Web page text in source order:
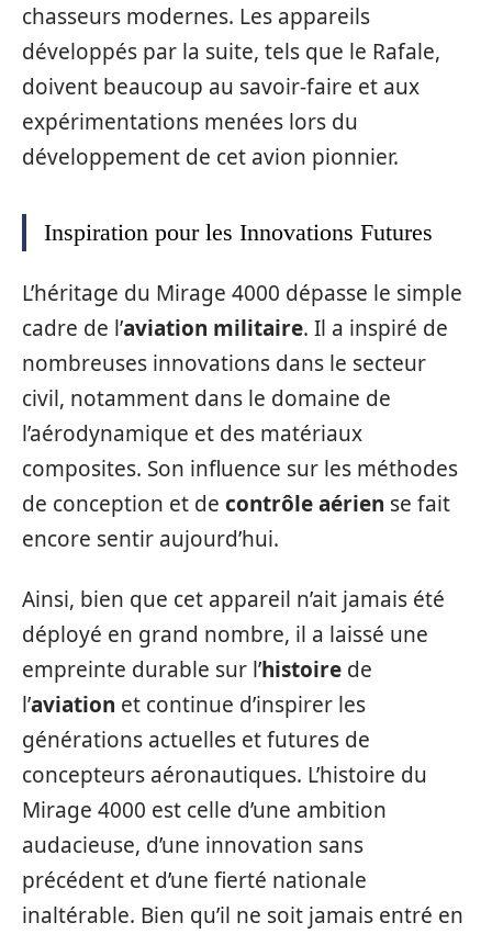
chasseurs modernes. Les appareils
développés par la suite, tels que le Rafale,
doivent beaucoup au savoir-faire et aux
expérimentations menées lors du
développement de cet avion pionnier.
Inspiration pour les Innovations Futures
L’héritage du Mirage 4000 dépasse le simple
cadre de l’aviation militaire. Il a inspiré de
nombreuses innovations dans le secteur
civil, notamment dans le domaine de
l’aérodynamique et des matériaux
composites. Son influence sur les méthodes
de conception et de contrôle aérien se fait
encore sentir aujourd’hui.
Ainsi, bien que cet appareil n’ait jamais été
déployé en grand nombre, il a laissé une
empreinte durable sur l’histoire de
l’aviation et continue d’inspirer les
générations actuelles et futures de
concepteurs aéronautiques. L’histoire du
Mirage 4000 est celle d’une ambition
audacieuse, d’une innovation sans
précédent et d’une fierté nationale
inaltérable. Bien qu’il ne soit jamais entré en